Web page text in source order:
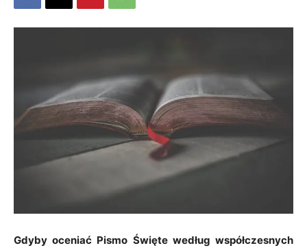
Gdyby oceniać Pismo Święte według współczesnych